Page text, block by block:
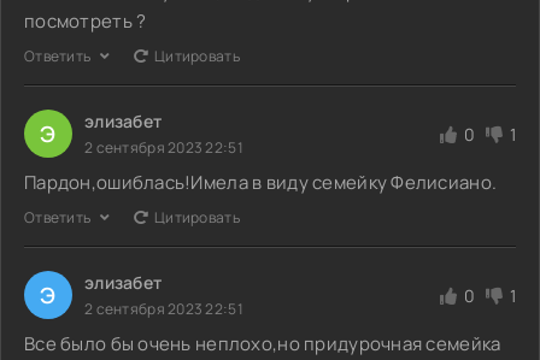
посмотреть ?
Ответить Цитировать
Э элизабет
2 сентября 2023 22:51
0 1
Пардон,ошиблась!Имела в виду семейку Фелисиано.
Ответить Цитировать
Э элизабет
2 сентября 2023 22:51
0 1
Все было бы очень неплохо,но придурочная семейка